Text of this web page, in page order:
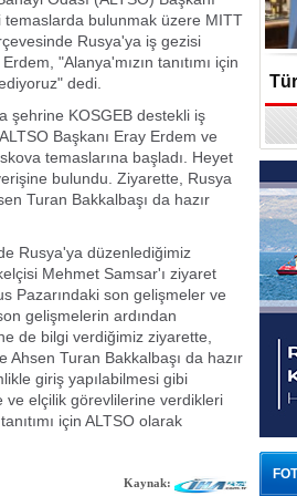
temaslarda bulunmak üzere MITT
Rusya'ya iş gezisi
"Alanya'mızın tanıtımı için
dedi.
şehrine KOSGEB destekli iş
Başkanı Eray Erdem ve
temaslarına başladı. Heyet
bulundu. Ziyarette, Rusya
Turan Bakkalbaşı da hazır
Rusya'ya düzenlediğimiz
Mehmet Samsar'ı ziyaret
Pazarındaki son gelişmeler ve
gelişmelerin ardından
de bilgi verdiğimiz ziyarette,
Turan Bakkalbaşı da hazır
giriş yapılabilmesi gibi
ve elçilik görevlilerine verdikleri
için ALTSO olarak
Kaynak: